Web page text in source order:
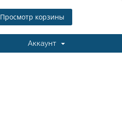
Просмотр корзины
Аккаунт